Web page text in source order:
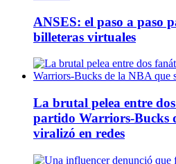
ANSES: el paso a paso
billeteras virtuales
La brutal pelea entre
partido Warriors-Bucks
viralizó en redes